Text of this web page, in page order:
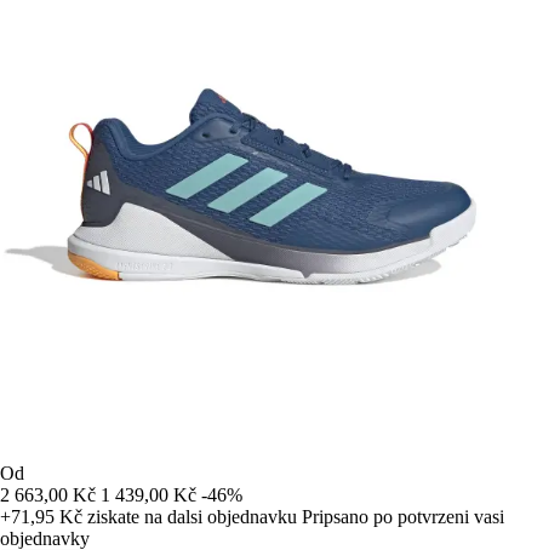
Od
2 663,00 Kč 1 439,00 Kč -46%
+71,95 Kč ziskate na dalsi objednavku Pripsano po potvrzeni vasi
objednavky